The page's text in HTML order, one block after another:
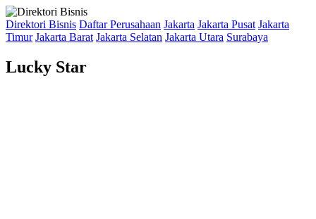
Direktori Bisnis Daftar Perusahaan Jakarta Jakarta Pusat Jakarta
Timur Jakarta Barat Jakarta Selatan Jakarta Utara Surabaya
Lucky Star